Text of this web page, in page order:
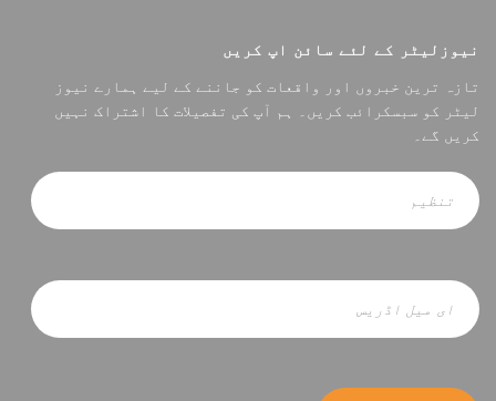
نیوزلیٹر کے لئے سائن اپ کریں
تازہ ترین خبروں اور واقعات کو جاننے کے لیے ہمارے نیوز
لیٹر کو سبسکرائب کریں۔ ہم آپ کی تفصیلات کا اشتراک نہیں
کریں گے۔